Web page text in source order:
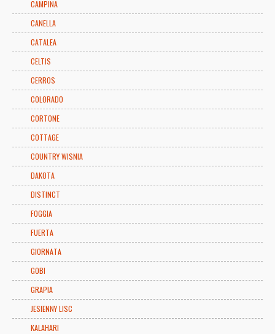
CAMPINA
CANELLA
CATALEA
CELTIS
CERROS
COLORADO
CORTONE
COTTAGE
COUNTRY WISNIA
DAKOTA
DISTINCT
FOGGIA
FUERTA
GIORNATA
GOBI
GRAPIA
JESIENNY LISC
KALAHARI